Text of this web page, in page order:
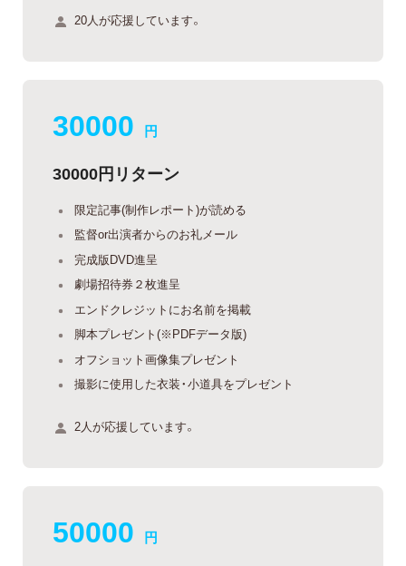
20人が応援しています。
30000 円
30000円リターン
限定記事(制作レポート)が読める
監督or出演者からのお礼メール
完成版DVD進呈
劇場招待券２枚進呈
エンドクレジットにお名前を掲載
脚本プレゼント(※PDFデータ版)
オフショット画像集プレゼント
撮影に使用した衣装・小道具をプレゼント
2人が応援しています。
50000 円